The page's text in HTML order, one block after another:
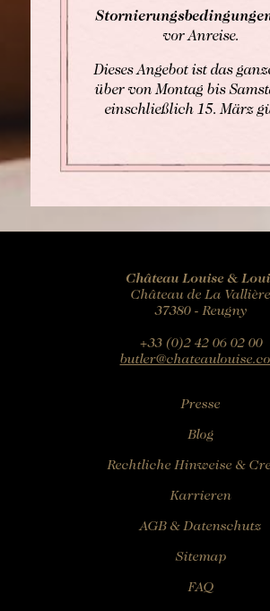
vor Anreise.
Dieses Angebot ist das
über von Montag bis
einschließlich 15. März
Château Louise &
Château de La Vallière
37380 - Reugny
+33 (0)2 42 06 02 00
Presse
Blog
Rechtliche Hinweise &
Karrieren
AGB & Datenschutz
Sitemap
FAQ